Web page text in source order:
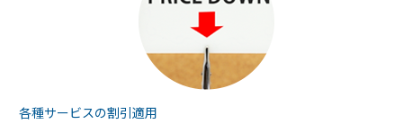
各種サービスの割引適用